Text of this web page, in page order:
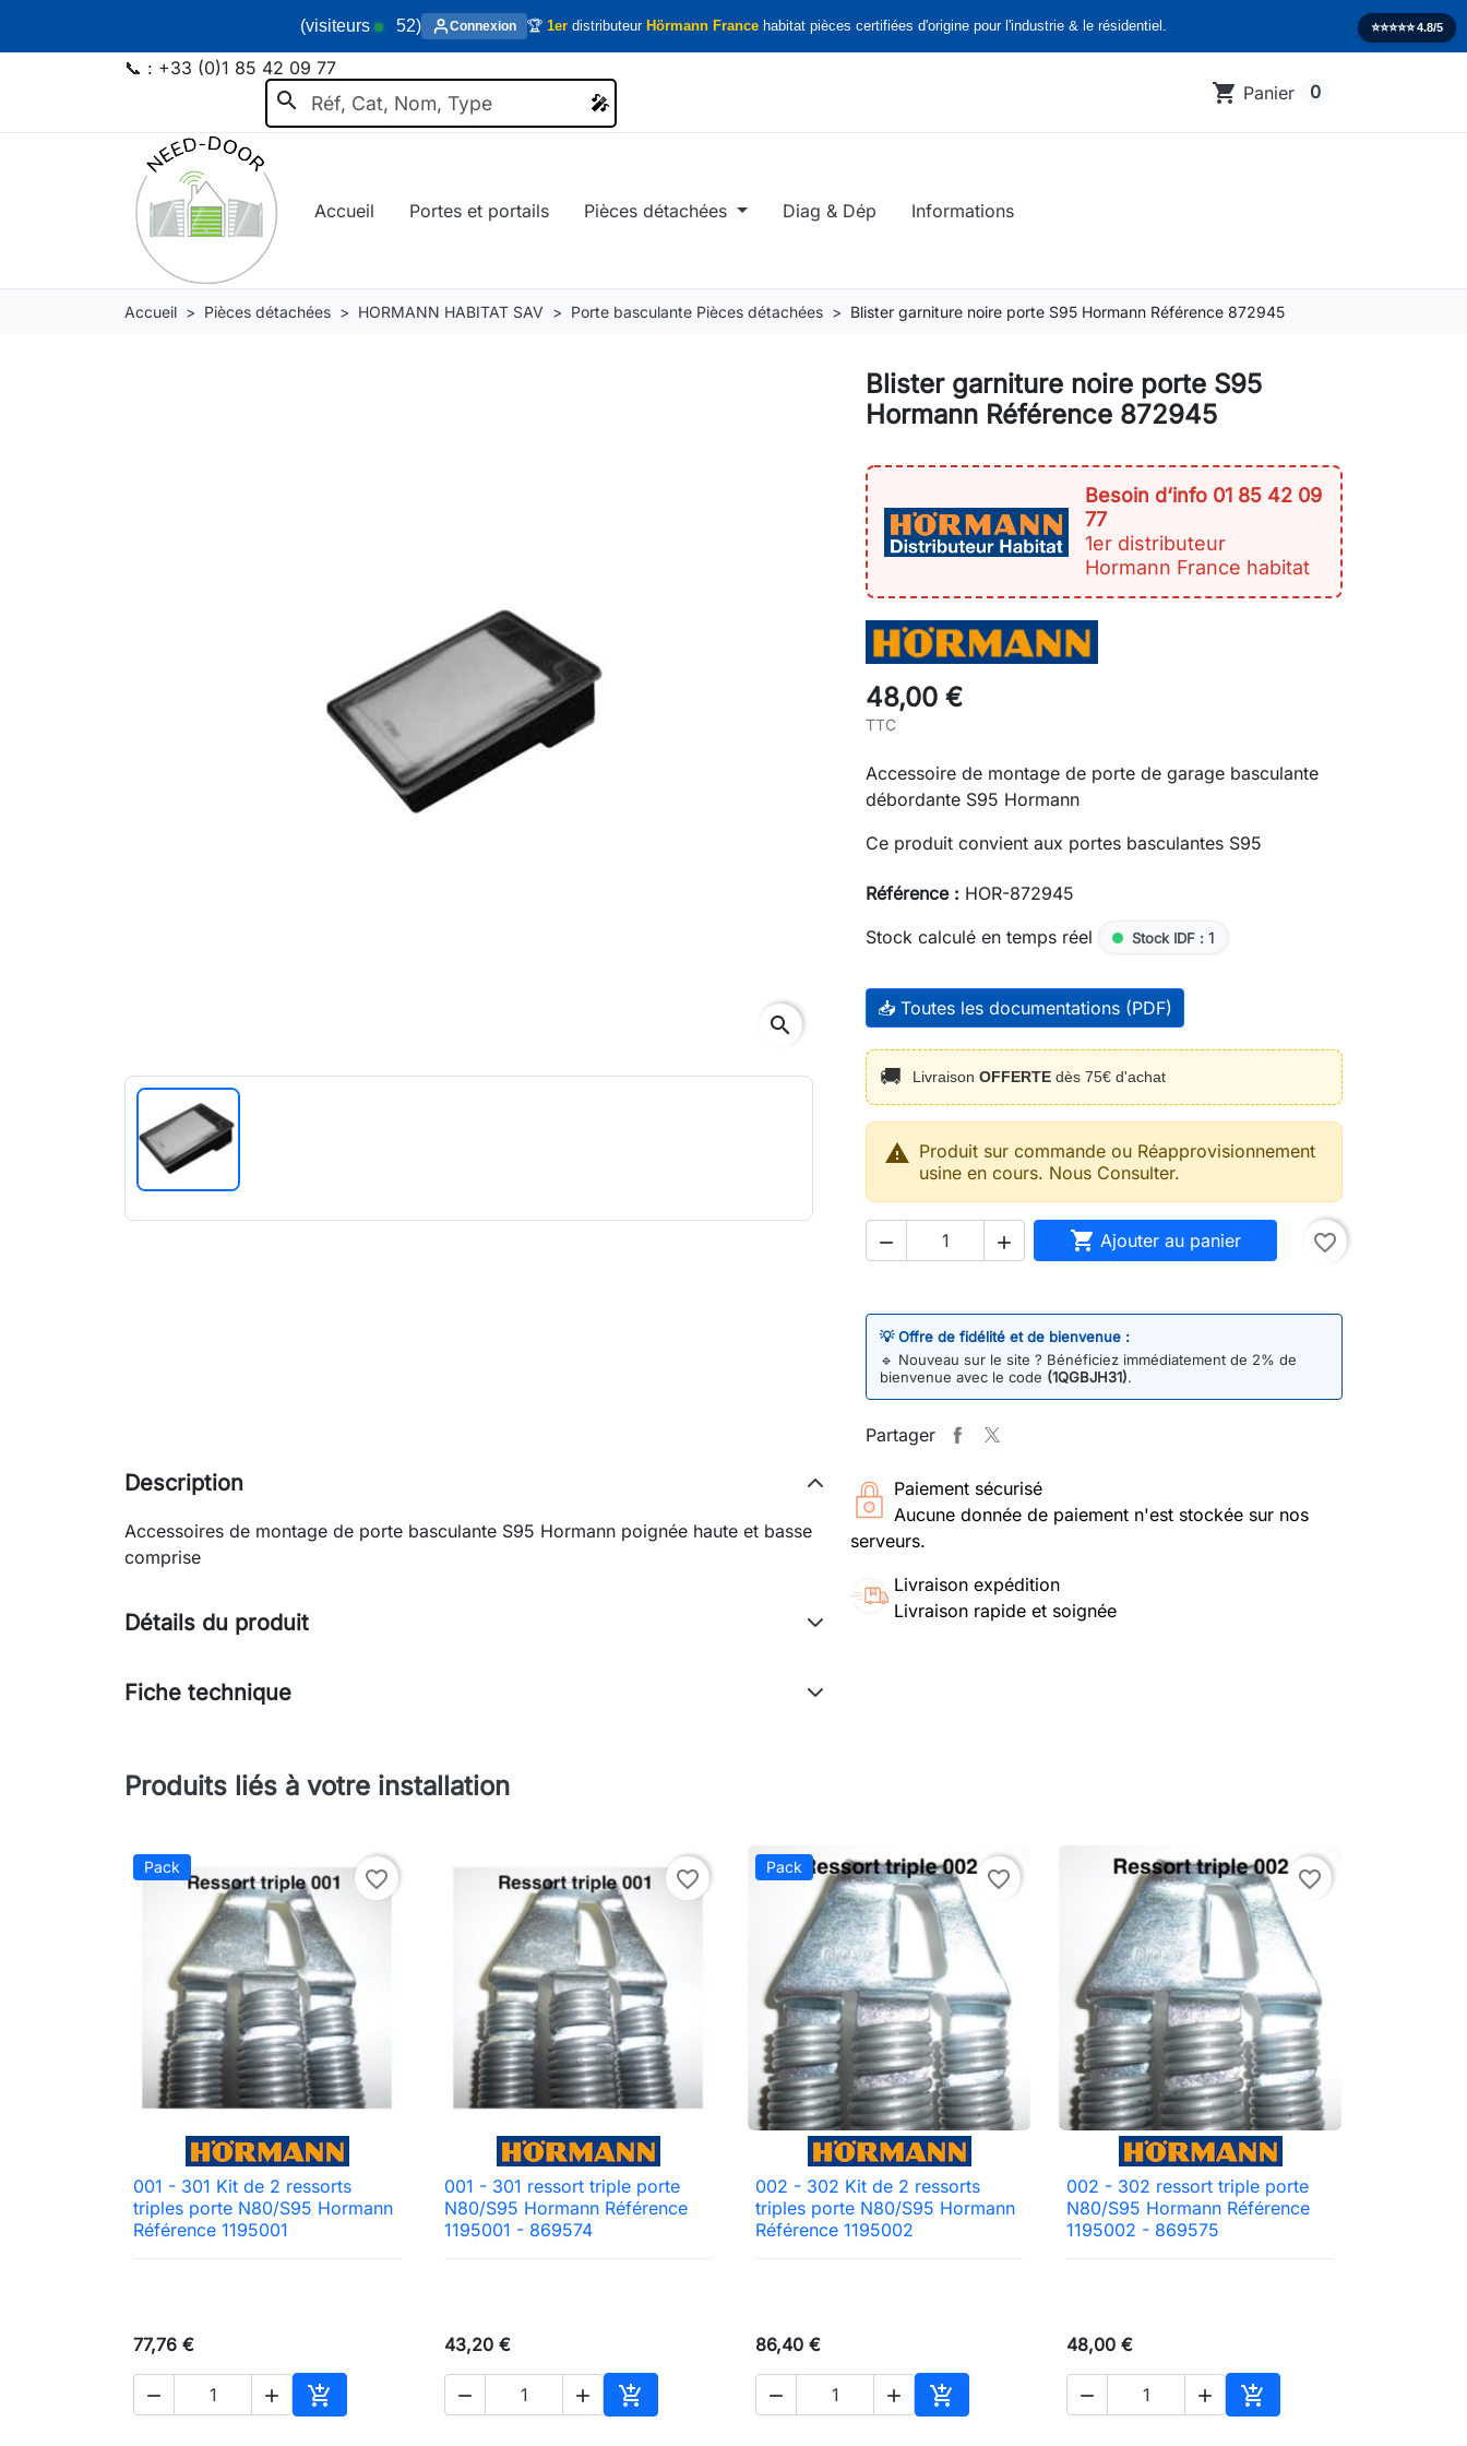
(visiteurs 52) Connexion 🏆 1er distributeur Hörmann France habitat pièces certifiées d'origine pour l'industrie & le résidentiel. ⭐️⭐️⭐️⭐️⭐️4.8/5
search 🎤
🎤
📞 : +33 (0)1 85 42 09 77
shopping_cart Panier 0
Accueil Portes et portails Pièces détachées Diag & Dép Informations
Accueil Pièces détachées HORMANN HABITAT SAV Porte basculante Pièces détachées Blister garniture noire porte S95 Hormann Référence 872945
search
Blister garniture noire porte S95
Hormann Référence 872945
Besoin d‘info 01 85 42 09
77
1er distributeur
Hormann France habitat
48,00 €
TTC
Accessoire de montage de porte de garage basculante
débordante S95 Hormann
Ce produit convient aux portes basculantes S95
Référence : HOR-872945
Stock calculé en temps réel
Stock IDF : 1
📥 Toutes les documentations (PDF)
🚚 Livraison OFFERTE dès 75€ d'achat
 Produit sur commande ou Réapprovisionnement
usine en cours. Nous Consulter.
   Ajouter au panier favorite_border
💡 Offre de fidélité et de bienvenue :
🔹 Nouveau sur le site ? Bénéficiez immédiatement de 2% de
bienvenue avec le code (1QGBJH31).
Partager
Paiement sécurisé
Aucune donnée de paiement n'est stockée sur nos
serveurs.
Livraison expédition
Livraison rapide et soignée
Description
Accessoires de montage de porte basculante S95 Hormann poignée haute et basse
comprise
Détails du produit
Fiche technique
Produits liés à votre installation
Pack favorite_border
 Aperçu rapide
001 - 301 Kit de 2 ressorts
triples porte N80/S95 Hormann
Référence 1195001
77,76 €
  
Ajouter au panier
favorite_border
 Aperçu rapide
001 - 301 ressort triple porte
N80/S95 Hormann Référence
1195001 - 869574
43,20 €
  
Ajouter au panier
Pack favorite_border
 Aperçu rapide
002 - 302 Kit de 2 ressorts
triples porte N80/S95 Hormann
Référence 1195002
86,40 €
  
Ajouter au panier
favorite_border
 Aperçu rapide
002 - 302 ressort triple porte
N80/S95 Hormann Référence
1195002 - 869575
48,00 €
  
Ajouter au panier